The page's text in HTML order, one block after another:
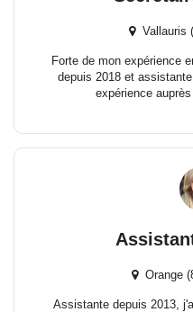
Vallauris
Forte de mon expérience
depuis 2018 et
expérience
Orange
Assistante depuis 2013,